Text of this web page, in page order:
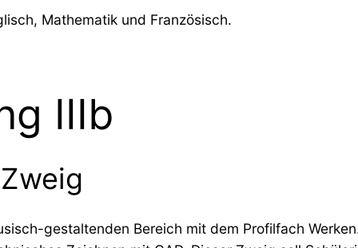
Mathematik und Französisch.
IIIb
gestaltenden Bereich mit dem Profilfach